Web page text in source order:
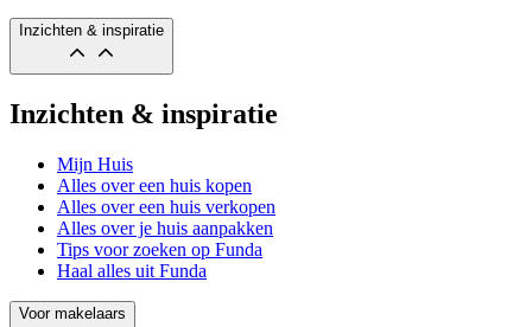
Inzichten & inspiratie
Inzichten & inspiratie
Mijn Huis
Alles over een huis kopen
Alles over een huis verkopen
Alles over je huis aanpakken
Tips voor zoeken op Funda
Haal alles uit Funda
Voor makelaars